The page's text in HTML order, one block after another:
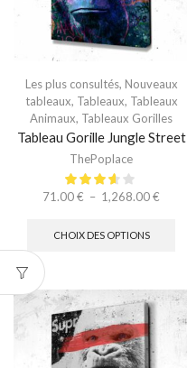
Les plus consultés, Nouveaux
tableaux, Tableaux, Tableaux
Animaux, Tableaux Gorilles
Tableau Gorille Jungle Street
ThePoplace
71.00€ – 1,268.00€
CHOIX DES OPTIONS